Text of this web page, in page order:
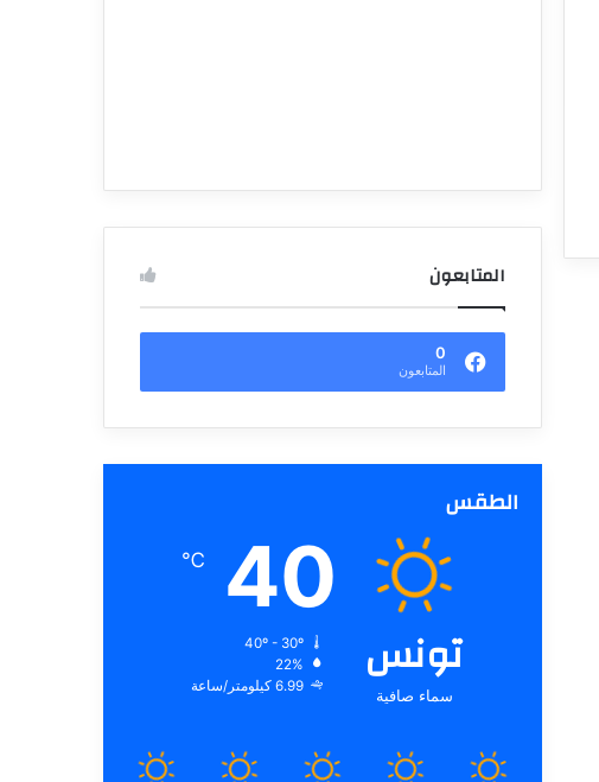
المتابعون
0
المتابعون
الطقس
تونس
سماء صافية
40
℃
22%
6.99 كيلومتر/ساعة